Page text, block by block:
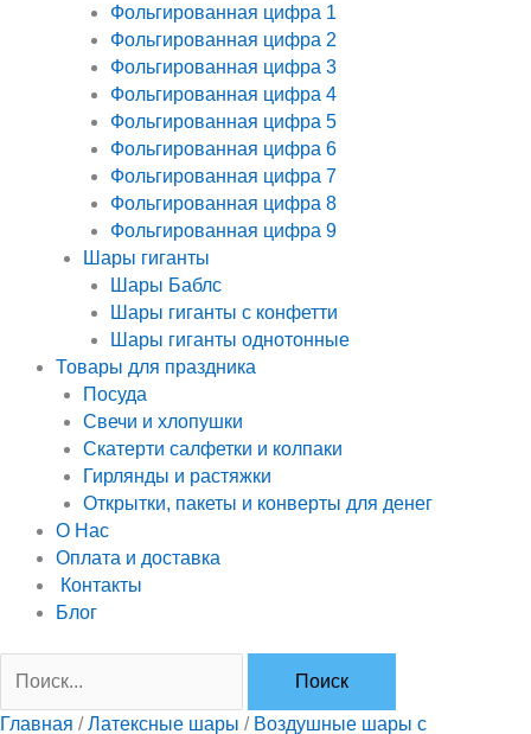
Фольгированная цифра 1
Фольгированная цифра 2
Фольгированная цифра 3
Фольгированная цифра 4
Фольгированная цифра 5
Фольгированная цифра 6
Фольгированная цифра 7
Фольгированная цифра 8
Фольгированная цифра 9
Шары гиганты
Шары Баблс
Шары гиганты с конфетти
Шары гиганты однотонные
Товары для праздника
Посуда
Свечи и хлопушки
Скатерти салфетки и колпаки
Гирлянды и растяжки
Открытки, пакеты и конверты для денег
О Нас
Оплата и доставка
Контакты
Блог
Главная / Латексные шары / Воздушные шары с